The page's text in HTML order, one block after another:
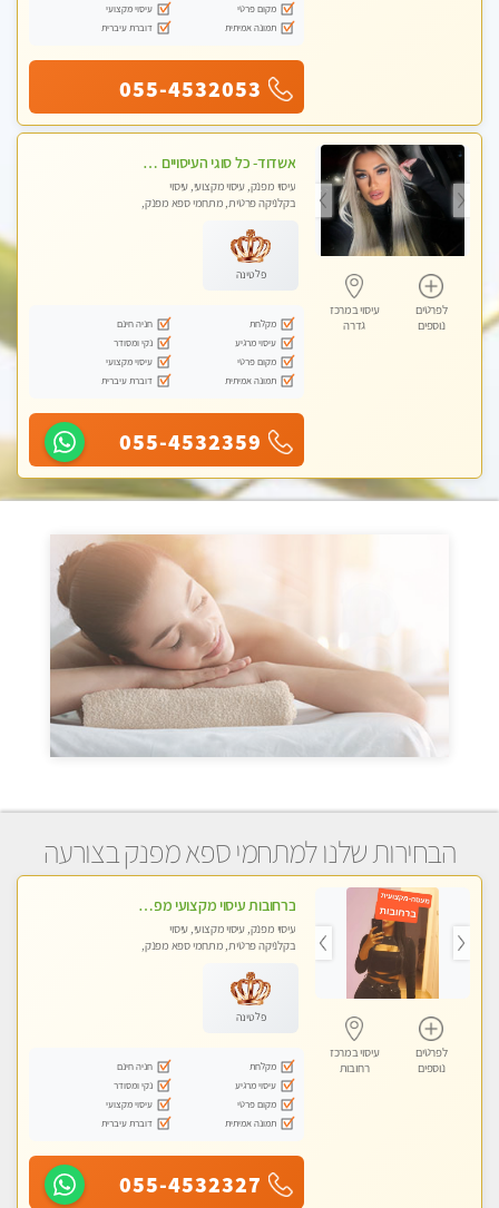
מקום פרטי
עיסוי מקצועי
תמונה אמיתית
דוברת עיברית
055-4532053
לפרטים
נוספים
עיסוי במרכז
גדרה
אשדוד- כל סוגי העיסויים מעסה מקצועית ואיכותית פרטי!!!
עיסוי מפנק, עיסוי מקצועי, עיסוי
בקלניקה פרטית, מתחמי ספא מפנק,
פלטינה
מקלחת
חניה חינם
עיסוי מרגיע
נקי ומסודר
מקום פרטי
עיסוי מקצועי
תמונה אמיתית
דוברת עיברית
055-4532359
הבחירות שלנו למתחמי ספא מפנק בצורעה
לפרטים
נוספים
עיסוי במרכז
רחובות
ברחובות עיסוי מקצועי מפנק וכול סוגי העיסויים רמה גבוהה! ללא מין !
עיסוי מפנק, עיסוי מקצועי, עיסוי
בקלניקה פרטית, מתחמי ספא מפנק,
פלטינה
מקלחת
חניה חינם
עיסוי מרגיע
נקי ומסודר
מקום פרטי
עיסוי מקצועי
תמונה אמיתית
דוברת עיברית
055-4532327